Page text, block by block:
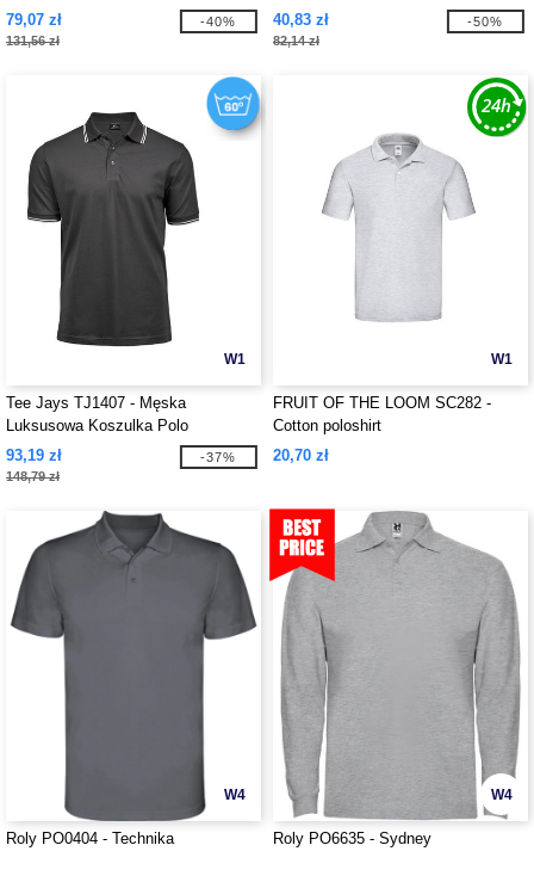
79,07 zł
131,56 zł
-40%
40,83 zł
82,14 zł
-50%
W1
Tee Jays TJ1407 - Męska
Luksusowa Koszulka Polo
93,19 zł
148,79 zł
-37%
W1
FRUIT OF THE LOOM SC282 -
Cotton poloshirt
20,70 zł
W4
Roly PO0404 - Technika
W4
Roly PO6635 - Sydney